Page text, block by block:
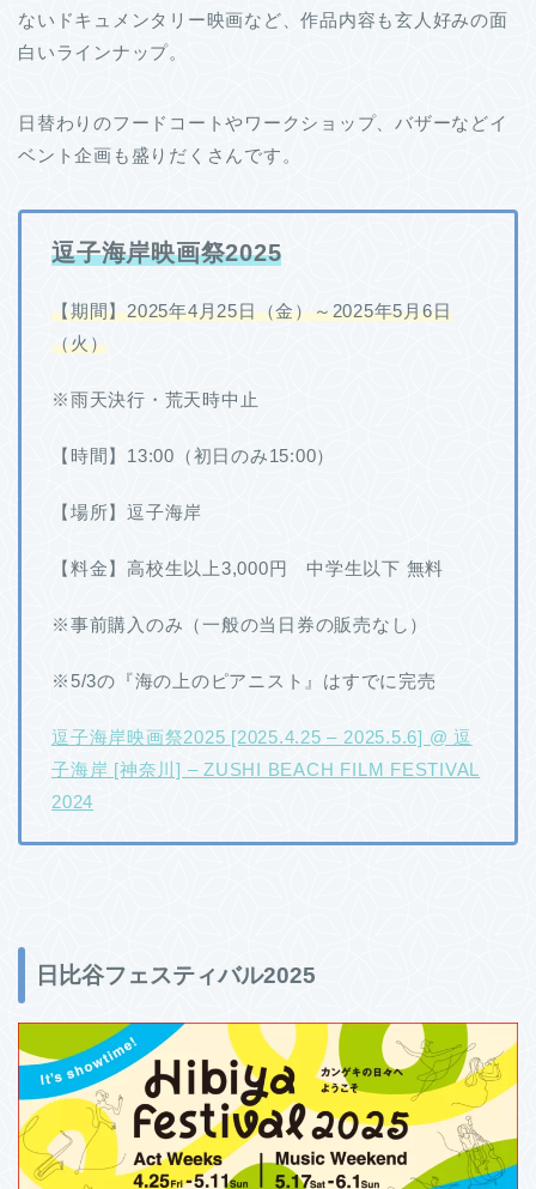
ないドキュメンタリー映画など、作品内容も玄人好みの面
白いラインナップ。
日替わりのフードコートやワークショップ、バザーなどイ
ベント企画も盛りだくさんです。
逗子海岸映画祭2025
【期間】2025年4月25日（金）～2025年5月6日
（火）
※雨天決行・荒天時中止
【時間】13:00（初日のみ15:00）
【場所】逗子海岸
【料金】高校生以上3,000円 中学生以下 無料
※事前購入のみ（一般の当日券の販売なし）
※5/3の『海の上のピアニスト』はすでに完売
逗子海岸映画祭2025 [2025.4.25 – 2025.5.6] @ 逗
子海岸 [神奈川] – ZUSHI BEACH FILM FESTIVAL
2024
日比谷フェスティバル2025